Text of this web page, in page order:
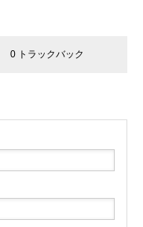
0 トラックバック